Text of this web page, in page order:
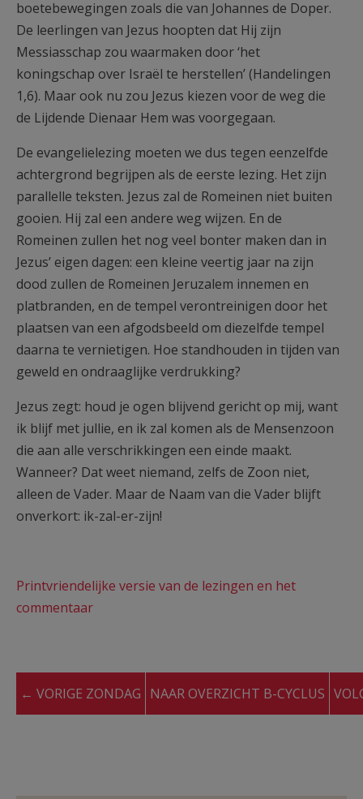
boetebewegingen zoals die van Johannes de Doper.
De leerlingen van Jezus hoopten dat Hij zijn
Messiasschap zou waarmaken door ‘het
koningschap over Israël te herstellen’ (Handelingen
1,6). Maar ook nu zou Jezus kiezen voor de weg die
de Lijdende Dienaar Hem was voorgegaan.
De evangelielezing moeten we dus tegen eenzelfde
achtergrond begrijpen als de eerste lezing. Het zijn
parallelle teksten. Jezus zal de Romeinen niet buiten
gooien. Hij zal een andere weg wijzen. En de
Romeinen zullen het nog veel bonter maken dan in
Jezus’ eigen dagen: een kleine veertig jaar na zijn
dood zullen de Romeinen Jeruzalem innemen en
platbranden, en de tempel verontreinigen door het
plaatsen van een afgodsbeeld om diezelfde tempel
daarna te vernietigen. Hoe standhouden in tijden van
geweld en ondraaglijke verdrukking?
Jezus zegt: houd je ogen blijvend gericht op mij, want
ik blijf met jullie, en ik zal komen als de Mensenzoon
die aan alle verschrikkingen een einde maakt.
Wanneer? Dat weet niemand, zelfs de Zoon niet,
alleen de Vader. Maar de Naam van die Vader blijft
onverkort: ik-zal-er-zijn!
Printvriendelijke versie van de lezingen en het
commentaar
← VORIGE ZONDAG NAAR OVERZICHT B-CYCLUS